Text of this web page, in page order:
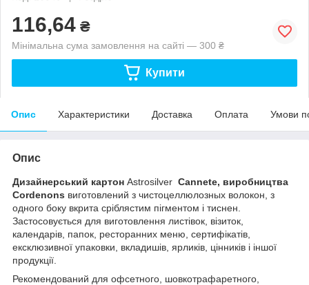
116,64 ₴
Мінімальна сума замовлення на сайті — 300 ₴
Купити
Опис Характеристики Доставка Оплата Умови
Опис
Дизайнерський картон Astrosilver Cannete, виробництва
Cordenons виготовлений з чистоцеллюлозных волокон, з
одного боку вкрита сріблястим пігментом і тиснен.
Застосовується для виготовлення листівок, візиток,
календарів, папок, ресторанних меню, сертифікатів,
ексклюзивної упаковки, вкладишів, ярликів, цінників і іншої
продукції.
Рекомендований для офсетного, шовкотрафаретного,